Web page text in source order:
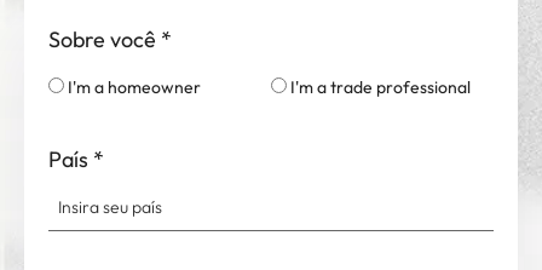
Sobre você *
I'm a homeowner I'm a trade professional
País *